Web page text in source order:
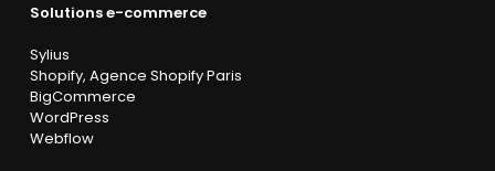
Solutions e-commerce
Sylius
Shopify, Agence Shopify Paris
BigCommerce
WordPress
Webflow